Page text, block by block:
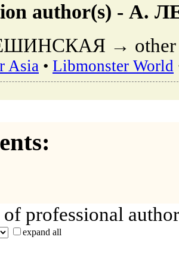
author(s) -
→ other
Asia • Libmonster World
professional
expand all